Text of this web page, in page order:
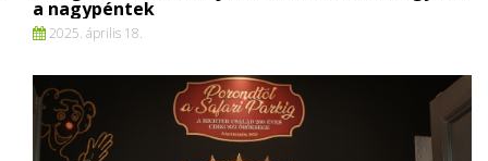
a nagypéntek
2025. április 18.